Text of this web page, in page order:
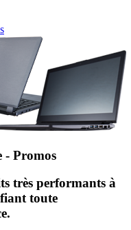
- Promos
très performants à
toute